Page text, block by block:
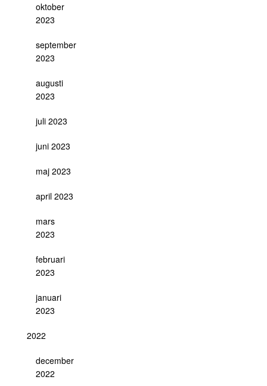
oktober
2023
september
2023
augusti
2023
juli 2023
juni 2023
maj 2023
april 2023
mars
2023
februari
2023
januari
2023
2022
december
2022